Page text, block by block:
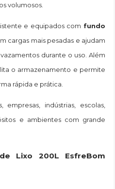
volumosos.
e equipados com fundo
cargas mais pesadas e ajudam
durante o uso. Além
o armazenamento e permite
rápida e prática.
empresas, indústrias, escolas,
e ambientes com grande
Lixo 200L EsfreBom